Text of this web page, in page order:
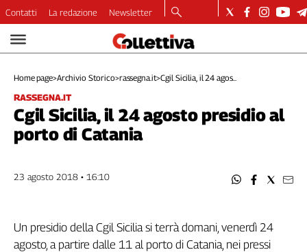
Video
Dirette
Longform
Copertine
Economia
Ambiente
Italia
Internazionale
Contatti La redazione Newsletter
Home page>Archivio Storico>rassegna.it>Cgil Sicilia, il 24 agos...
RASSEGNA.IT
Cgil Sicilia, il 24 agosto presidio al
porto di Catania
23 agosto 2018 • 16:10
Un presidio della Cgil Sicilia si terrà domani, venerdì 24
agosto, a partire dalle 11 al porto di Catania, nei pressi